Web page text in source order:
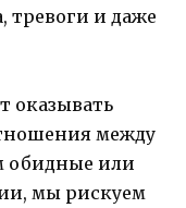
тревоги и даже
оказывать
между
обидные или
мы рискуем